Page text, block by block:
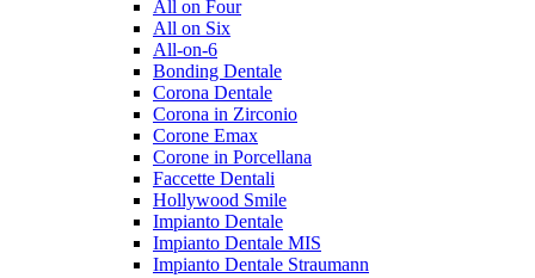
All on Four
All on Six
All-on-6
Bonding Dentale
Corona Dentale
Corona in Zirconio
Corone Emax
Corone in Porcellana
Faccette Dentali
Hollywood Smile
Impianto Dentale
Impianto Dentale MIS
Impianto Dentale Straumann